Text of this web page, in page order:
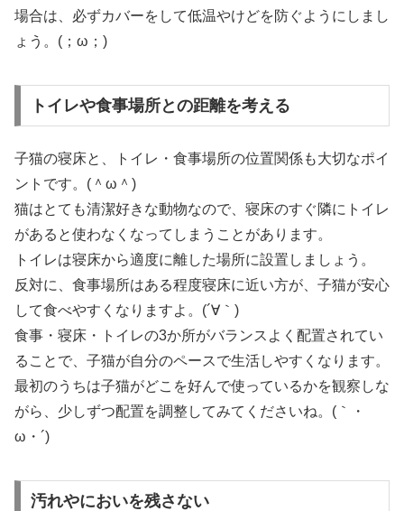
場合は、必ずカバーをして低温やけどを防ぐようにしまし
ょう。(；ω；)
トイレや食事場所との距離を考える
子猫の寝床と、トイレ・食事場所の位置関係も大切なポイ
ントです。(＾ω＾)
猫はとても清潔好きな動物なので、寝床のすぐ隣にトイレ
があると使わなくなってしまうことがあります。
トイレは寝床から適度に離した場所に設置しましょう。
反対に、食事場所はある程度寝床に近い方が、子猫が安心
して食べやすくなりますよ。(´∀｀)
食事・寝床・トイレの3か所がバランスよく配置されてい
ることで、子猫が自分のペースで生活しやすくなります。
最初のうちは子猫がどこを好んで使っているかを観察しな
がら、少しずつ配置を調整してみてくださいね。(｀・
ω・´)
汚れやにおいを残さない